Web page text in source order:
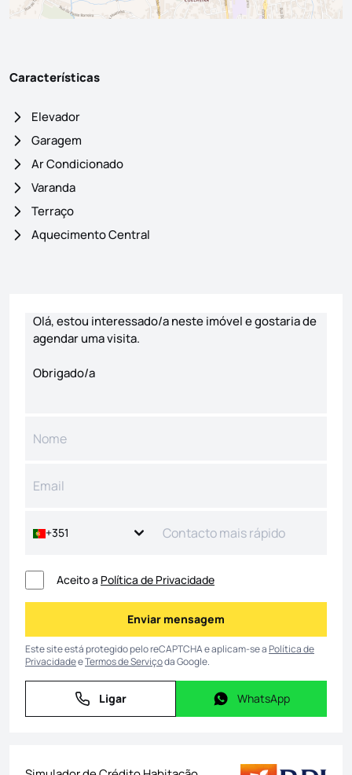
Características
Elevador
Garagem
Ar Condicionado
Varanda
Terraço
Aquecimento Central
+351
Aceito a Política de Privacidade
Enviar mensagem
Enviar mensagem
Este site está protegido pelo reCAPTCHA e aplicam-se aPolítica de
PrivacidadeeTermos de Serviçoda Google.
Ligar
Ligar WhatsApp
WhatsApp